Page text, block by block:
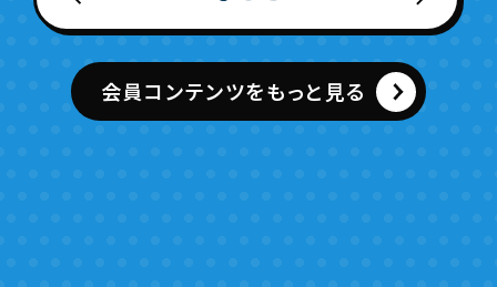
会員コンテンツをもっと見る